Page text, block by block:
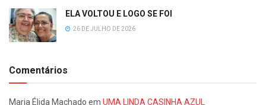
ELA VOLTOU E LOGO SE FOI
26 DE JULHO DE 2026
Comentários
Maria Élida Machado em UMA LINDA CASINHA AZUL